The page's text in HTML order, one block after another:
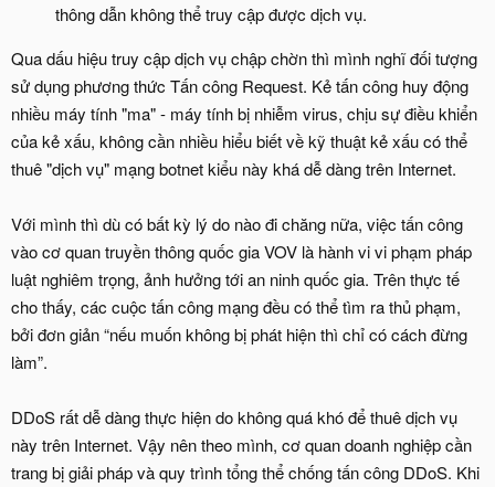
thông dẫn không thể truy cập được dịch vụ.
Qua dấu hiệu truy cập dịch vụ chập chờn thì mình nghĩ đối tượng
sử dụng phương thức Tấn công Request. Kẻ tấn công huy động
nhiều máy tính "ma" - máy tính bị nhiễm virus, chịu sự điều khiển
của kẻ xấu, không cần nhiều hiểu biết về kỹ thuật kẻ xấu có thể
thuê "dịch vụ" mạng botnet kiểu này khá dễ dàng trên Internet.
Với mình thì dù có bất kỳ lý do nào đi chăng nữa, việc tấn công
vào cơ quan truyền thông quốc gia VOV là hành vi vi phạm pháp
luật nghiêm trọng, ảnh hưởng tới an ninh quốc gia. Trên thực tế
cho thấy, các cuộc tấn công mạng đều có thể tìm ra thủ phạm,
bởi đơn giản “nếu muốn không bị phát hiện thì chỉ có cách đừng
làm”.
DDoS rất dễ dàng thực hiện do không quá khó để thuê dịch vụ
này trên Internet. Vậy nên theo mình, cơ quan doanh nghiệp cần
trang bị giải pháp và quy trình tổng thể chống tấn công DDoS. Khi